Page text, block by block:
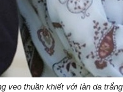
veo thuần khiết với làn da trắng